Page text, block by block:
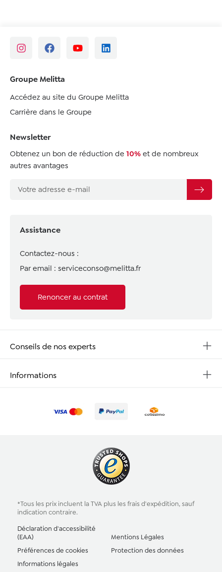
Assistance
Contactez-nous :
Par email : serviceconso@melitta.fr
Renoncer au contrat
Conseils de nos experts
Informations
Groupe Melitta
Accédez au site du Groupe Melitta
Carrière dans le Groupe
Newsletter
Obtenez un bon de réduction de 10% et de nombreux
autres avantages
*Tous les prix incluent la TVA plus les frais d'expédition, sauf
indication contraire.
Déclaration d'accessibilité
(EAA)
Mentions Légales
Préférences de cookies
Protection des données
Informations légales